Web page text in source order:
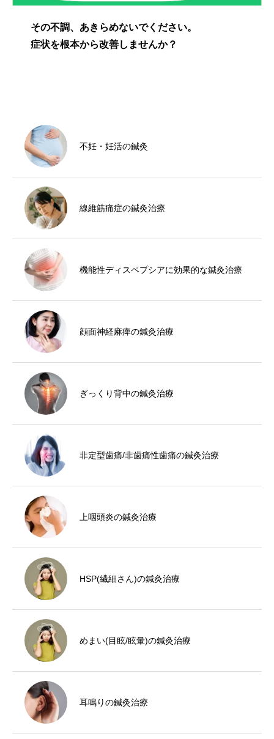
その不調、あきらめないでください。
症状を根本から改善しませんか？
不妊・妊活の鍼灸
線維筋痛症の鍼灸治療
機能性ディスペプシアに効果的な鍼灸治療
顔面神経麻痺の鍼灸治療
ぎっくり背中の鍼灸治療
非定型歯痛/非歯痛性歯痛の鍼灸治療
上咽頭炎の鍼灸治療
HSP(繊細さん)の鍼灸治療
めまい(目眩/眩暈)の鍼灸治療
耳鳴りの鍼灸治療